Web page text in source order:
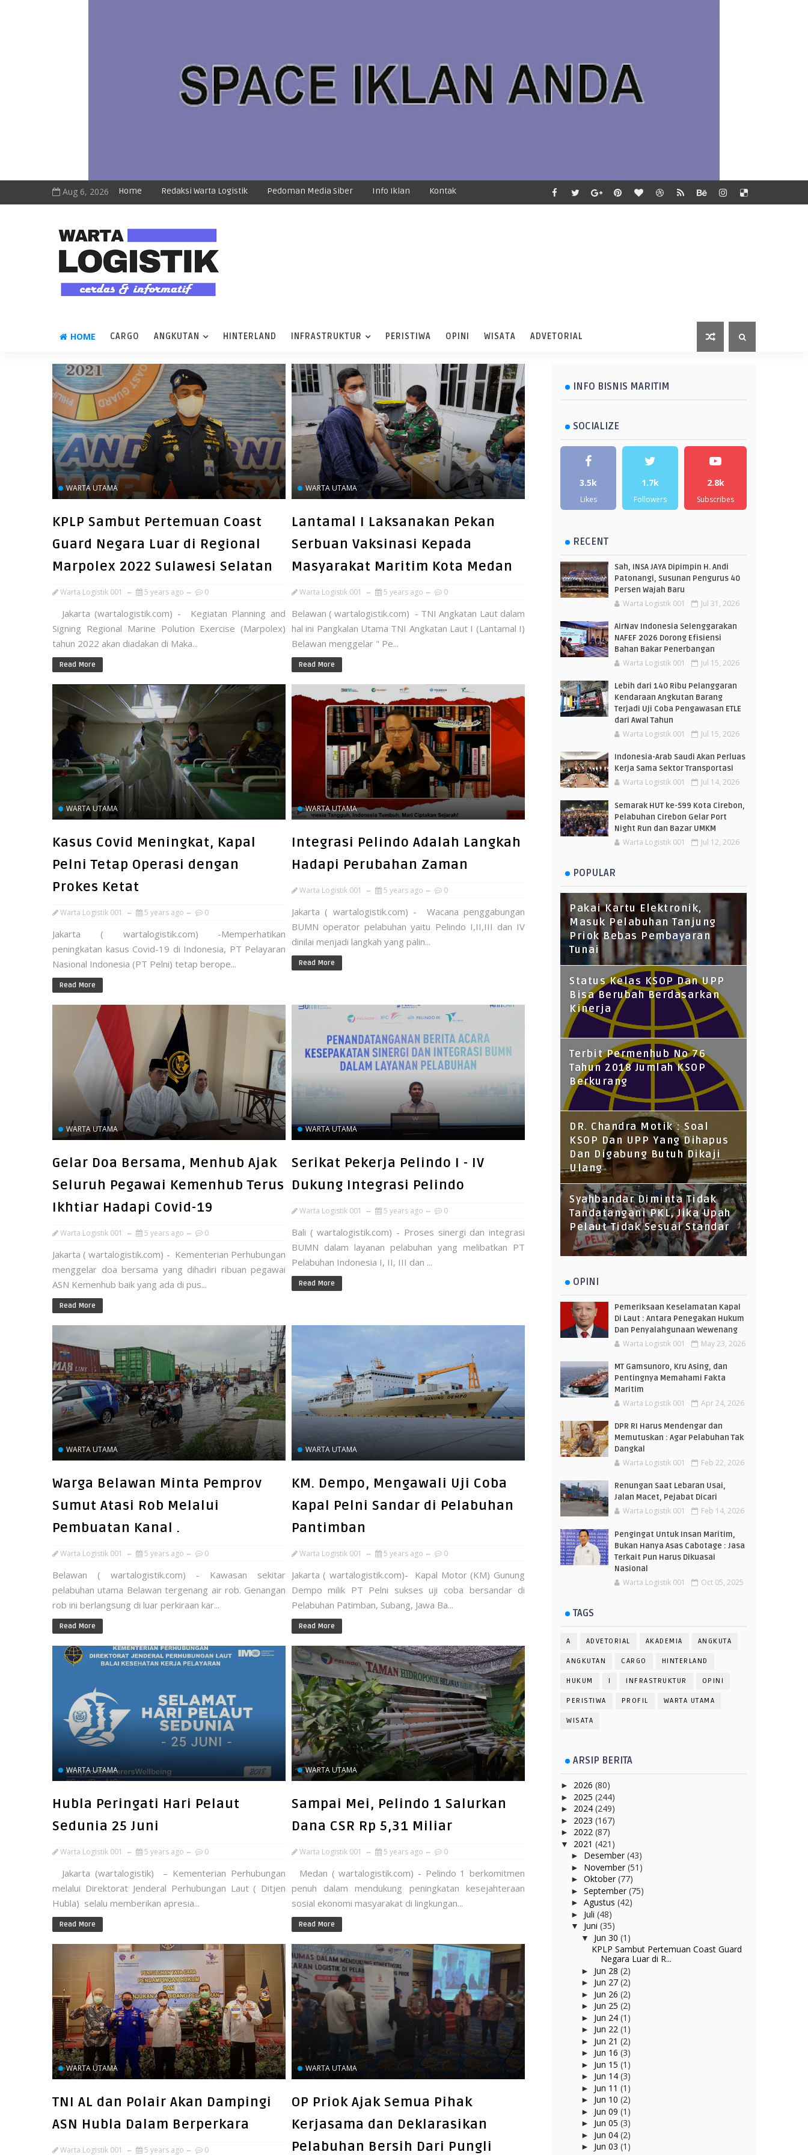
Aug 6, 2026 Home Redaksi Warta Logistik Pedoman Media Siber Info Iklan Kontak
HOME CARGO ANGKUTAN HINTERLAND INFRASTRUKTUR PERISTIWA OPINI WISATA ADVETORIAL
WARTA UTAMA
KPLP Sambut Pertemuan Coast
Guard Negara Luar di Regional
Marpolex 2022 Sulawesi Selatan
Warta Logistik 001 5 years ago 0
Jakarta (wartalogistik.com) - Kegiatan Planning and
Signing Regional Marine Polution Exercise (Marpolex)
tahun 2022 akan diadakan di Maka...
Read More
WARTA UTAMA
Lantamal I Laksanakan Pekan
Serbuan Vaksinasi Kepada
Masyarakat Maritim Kota Medan
Warta Logistik 001 5 years ago 0
Belawan ( wartalogistik.com) - TNI Angkatan Laut dalam
hal ini Pangkalan Utama TNI Angkatan Laut I (Lantamal I)
Belawan menggelar " Pe...
Read More
WARTA UTAMA
Kasus Covid Meningkat, Kapal
Pelni Tetap Operasi dengan
Prokes Ketat
Warta Logistik 001 5 years ago 0
Jakarta ( wartalogistik.com) -Memperhatikan
peningkatan kasus Covid-19 di Indonesia, PT Pelayaran
Nasional Indonesia (PT Pelni) tetap berope...
Read More
WARTA UTAMA
Integrasi Pelindo Adalah Langkah
Hadapi Perubahan Zaman
Warta Logistik 001 5 years ago 0
Jakarta ( wartalogistik.com) - Wacana penggabungan
BUMN operator pelabuhan yaitu Pelindo I,II,III dan IV
dinilai menjadi langkah yang palin...
Read More
WARTA UTAMA
Gelar Doa Bersama, Menhub Ajak
Seluruh Pegawai Kemenhub Terus
Ikhtiar Hadapi Covid-19
Warta Logistik 001 5 years ago 0
Jakarta ( wartalogistik.com) - Kementerian Perhubungan
menggelar doa bersama yang dihadiri ribuan pegawai
ASN Kemenhub baik yang ada di pus...
Read More
WARTA UTAMA
Serikat Pekerja Pelindo I - IV
Dukung Integrasi Pelindo
Warta Logistik 001 5 years ago 0
Bali ( wartalogistik.com) - Proses sinergi dan integrasi
BUMN dalam layanan pelabuhan yang melibatkan PT
Pelabuhan Indonesia I, II, III dan ...
Read More
WARTA UTAMA
Warga Belawan Minta Pemprov
Sumut Atasi Rob Melalui
Pembuatan Kanal .
Warta Logistik 001 5 years ago 0
Belawan ( wartalogistik.com) - Kawasan sekitar
pelabuhan utama Belawan tergenang air rob. Genangan
rob ini berlangsung di luar perkiraan kar...
Read More
WARTA UTAMA
KM. Dempo, Mengawali Uji Coba
Kapal Pelni Sandar di Pelabuhan
Pantimban
Warta Logistik 001 5 years ago 0
Jakarta ( wartalogistik.com)- Kapal Motor (KM) Gunung
Dempo milik PT Pelni sukses uji coba bersandar di
Pelabuhan Patimban, Subang, Jawa Ba...
Read More
WARTA UTAMA
Hubla Peringati Hari Pelaut
Sedunia 25 Juni
Warta Logistik 001 5 years ago 0
Jakarta (wartalogistik) – Kementerian Perhubungan
melalui Direktorat Jenderal Perhubungan Laut ( Ditjen
Hubla) selalu memberikan apresia...
Read More
WARTA UTAMA
Sampai Mei, Pelindo 1 Salurkan
Dana CSR Rp 5,31 Miliar
Warta Logistik 001 5 years ago 0
Medan ( wartalogistik.com) - Pelindo 1 berkomitmen
penuh dalam mendukung peningkatan kesejahteraan
sosial ekonomi masyarakat di lingkungan...
Read More
WARTA UTAMA
TNI AL dan Polair Akan Dampingi
ASN Hubla Dalam Berperkara
Warta Logistik 001 5 years ago 0
WARTA UTAMA
OP Priok Ajak Semua Pihak
Kerjasama dan Deklarasikan
Pelabuhan Bersih Dari Pungli
INFO BISNIS MARITIM
SOCIALIZE
3.5k
Likes
1.7k
Followers
2.8k
Subscribes
RECENT
Sah, INSA JAYA Dipimpin H. Andi
Patonangi, Susunan Pengurus 40
Persen Wajah Baru
Warta Logistik 001 Jul 31, 2026
AirNav Indonesia Selenggarakan
NAFEF 2026 Dorong Efisiensi
Bahan Bakar Penerbangan
Warta Logistik 001 Jul 15, 2026
Lebih dari 140 Ribu Pelanggaran
Kendaraan Angkutan Barang
Terjadi Uji Coba Pengawasan ETLE
dari Awal Tahun
Warta Logistik 001 Jul 15, 2026
Indonesia-Arab Saudi Akan Perluas
Kerja Sama Sektor Transportasi
Warta Logistik 001 Jul 14, 2026
Semarak HUT ke-599 Kota Cirebon,
Pelabuhan Cirebon Gelar Port
Night Run dan Bazar UMKM
Warta Logistik 001 Jul 12, 2026
POPULAR
Pakai Kartu Elektronik,
Masuk Pelabuhan Tanjung
Priok Bebas Pembayaran
Tunai
Status Kelas KSOP Dan UPP
Bisa Berubah Berdasarkan
Kinerja
Terbit Permenhub No 76
Tahun 2018 Jumlah KSOP
Berkurang
DR. Chandra Motik : Soal
KSOP Dan UPP Yang Dihapus
Dan Digabung Butuh Dikaji
Ulang
Syahbandar Diminta Tidak
Tandatangani PKL, Jika Upah
Pelaut Tidak Sesuai Standar
OPINI
Pemeriksaan Keselamatan Kapal
Di Laut : Antara Penegakan Hukum
Dan Penyalahgunaan Wewenang
Warta Logistik 001 May 23, 2026
MT Gamsunoro, Kru Asing, dan
Pentingnya Memahami Fakta
Maritim
Warta Logistik 001 Apr 24, 2026
DPR RI Harus Mendengar dan
Memutuskan : Agar Pelabuhan Tak
Dangkal
Warta Logistik 001 Feb 22, 2026
Renungan Saat Lebaran Usai,
Jalan Macet, Pejabat Dicari
Warta Logistik 001 Feb 14, 2026
Pengingat Untuk Insan Maritim,
Bukan Hanya Asas Cabotage : Jasa
Terkait Pun Harus Dikuasai
Nasional
Warta Logistik 001 Oct 05, 2025
TAGS
A ADVETORIAL AKADEMIA ANGKUTA
ANGKUTAN CARGO HINTERLAND
HUKUM I INFRASTRUKTUR OPINI
PERISTIWA PROFIL WARTA UTAMA
WISATA
ARSIP BERITA
► 2026 (80)
► 2025 (244)
► 2024 (249)
► 2023 (167)
► 2022 (87)
▼ 2021 (421)
► Desember(43)
► November(51)
► Oktober(77)
► September(75)
► Agustus (42)
► Juli (48)
▼ Juni (35)
▼ Jun 30 (1)
KPLP Sambut Pertemuan Coast Guard
Negara Luar di R...
► Jun 28 (2)
► Jun 27 (2)
► Jun 26 (2)
► Jun 25 (2)
► Jun 24 (1)
► Jun 22 (1)
► Jun 21 (2)
► Jun 16 (3)
► Jun 15 (1)
► Jun 14 (3)
► Jun 11 (1)
► Jun 10 (2)
► Jun 09 (1)
► Jun 05 (3)
► Jun 04 (2)
► Jun 03 (1)